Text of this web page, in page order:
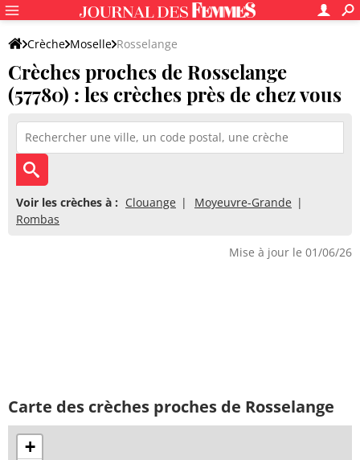
Crèche Moselle Rosselange
Crèches proches de Rosselange
(57780) : les crèches près de chez vous
Voir les crèches à : Clouange
Moyeuvre-Grande
Rombas
Mise à jour le 01/06/26
Carte des crèches proches de Rosselange
+